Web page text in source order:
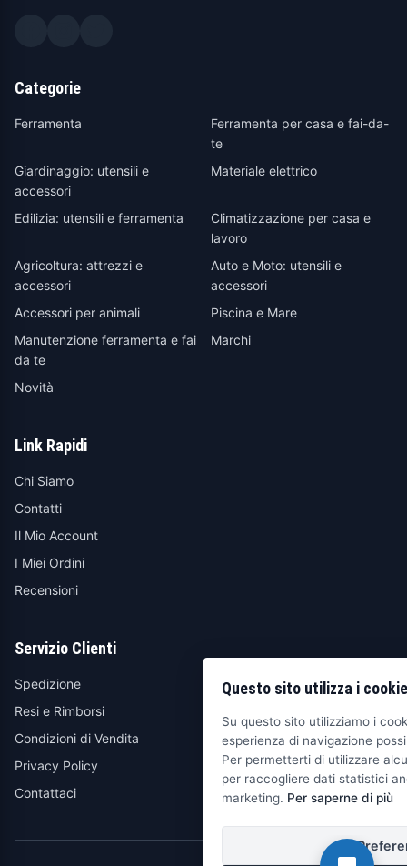
Categorie
Ferramenta
Ferramenta per casa e fai-da-
te
Giardinaggio: utensili e
accessori
Materiale elettrico
Edilizia: utensili e ferramenta
Climatizzazione per casa e
lavoro
Agricoltura: attrezzi e
accessori
Auto e Moto: utensili e
accessori
Accessori per animali
Piscina e Mare
Manutenzione ferramenta e fai
da te
Marchi
Novità
Link Rapidi
Chi Siamo
Contatti
Il Mio Account
I Miei Ordini
Recensioni
Servizio Clienti
Spedizione
Resi e Rimborsi
Condizioni di Vendita
Privacy Policy
Contattaci
Questo sito utilizza i cookie
Su questo sito utilizziamo i
esperienza di navigazione
Per permetterti di utilizzare
per raccogliere dati statistici
marketing. Per saperne di più